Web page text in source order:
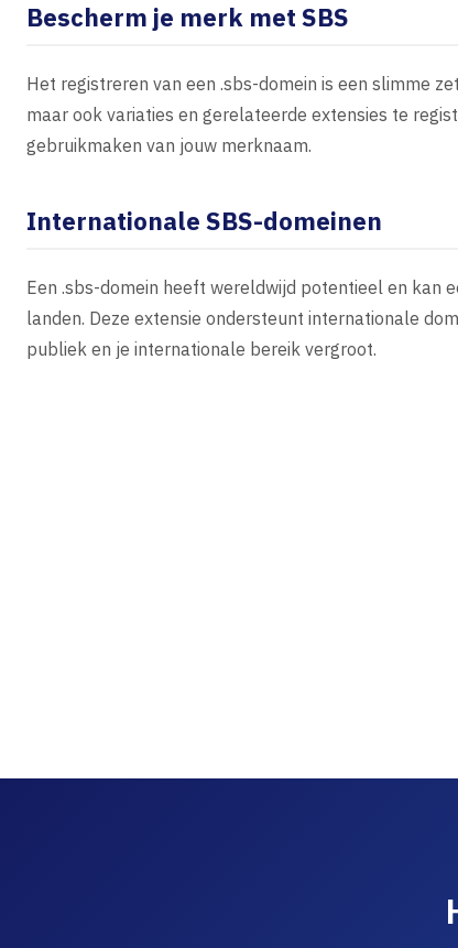
Bescherm je merk met SBS
Het registreren van een .sbs-domein is een slimme
maar ook variaties en gerelateerde extensies te
gebruikmaken van jouw merknaam.
Internationale SBS-domeinen
Een .sbs-domein heeft wereldwijd potentieel en kan
landen. Deze extensie ondersteunt internationale
publiek en je internationale bereik vergroot.